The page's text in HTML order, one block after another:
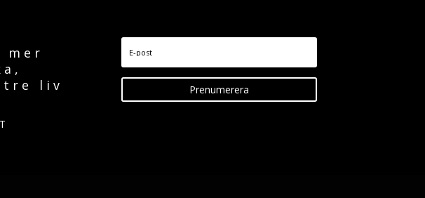
mer
liv
Prenumerera